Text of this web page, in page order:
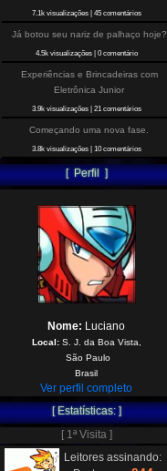
7.1k visualizações| 45 comentários
Já botou seu nariz de palhaço hoje?
4.5k visualizações| 0 comentário
Experiências e Brincadeiras com
Eletrônica Junior
3.9k visualizações| 21 comentários
Começando uma nova fase.
3.8k visualizações| 10 comentários
[ Perfil ]
Nome: Luciano
Local:S. J. da Boa Vista,
São Paulo
Brasil
Ver perfil completo
[ Estatísticas: ]
[ 1ª Visita ]
Leitores assinando: